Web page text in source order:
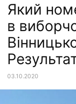
Який
в
03.10.2020